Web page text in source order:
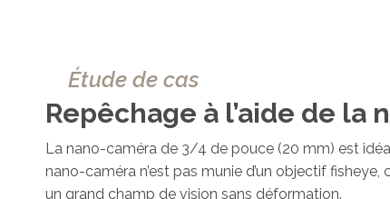
Étude de cas
Repêchage à l’aide de la
La nano-caméra de 3/4 de pouce (20 mm) est
nano-caméra n’est pas munie d’un objectif
un grand champ de vision sans déformation.